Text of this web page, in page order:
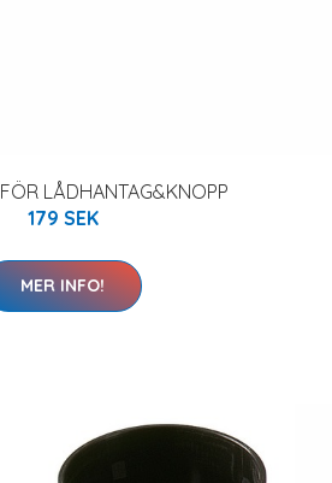
LÅDHANTAG&KNOPP
179 SEK
MER INFO!